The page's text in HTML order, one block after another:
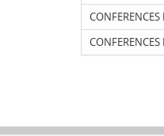
CONFERENCES